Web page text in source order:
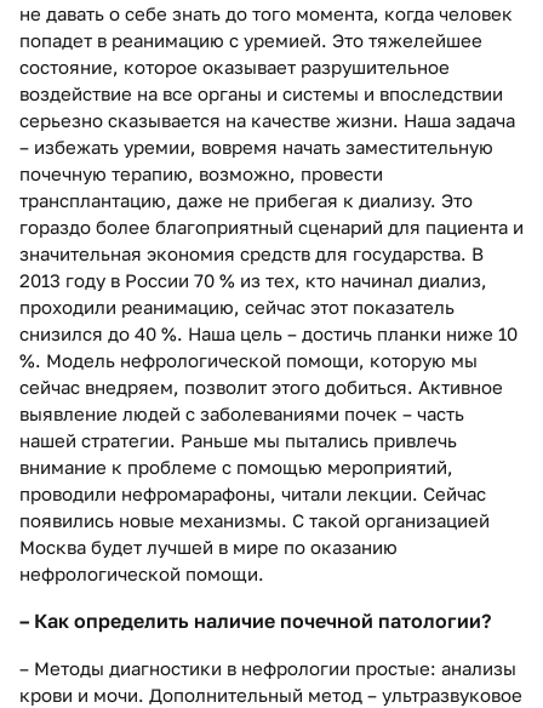
не давать о себе знать до того момента, когда человек
попадет в реанимацию с уремией. Это тяжелейшее
состояние, которое оказывает разрушительное
воздействие на все органы и системы и впоследствии
серьезно сказывается на качестве жизни. Наша задача
– избежать уремии, вовремя начать заместительную
почечную терапию, возможно, провести
трансплантацию, даже не прибегая к диализу. Это
гораздо более благоприятный сценарий для пациента и
значительная экономия средств для государства. В
2013 году в России 70 % из тех, кто начинал диализ,
проходили реанимацию, сейчас этот показатель
снизился до 40 %. Наша цель – достичь планки ниже 10
%. Модель нефрологической помощи, которую мы
сейчас внедряем, позволит этого добиться. Активное
выявление людей с заболеваниями почек – часть
нашей стратегии. Раньше мы пытались привлечь
внимание к проблеме с помощью мероприятий,
проводили нефромарафоны, читали лекции. Сейчас
появились новые механизмы. С такой организацией
Москва будет лучшей в мире по оказанию
нефрологической помощи.
– Как определить наличие почечной патологии?
– Методы диагностики в нефрологии простые: анализы
крови и мочи. Дополнительный метод – ультразвуковое